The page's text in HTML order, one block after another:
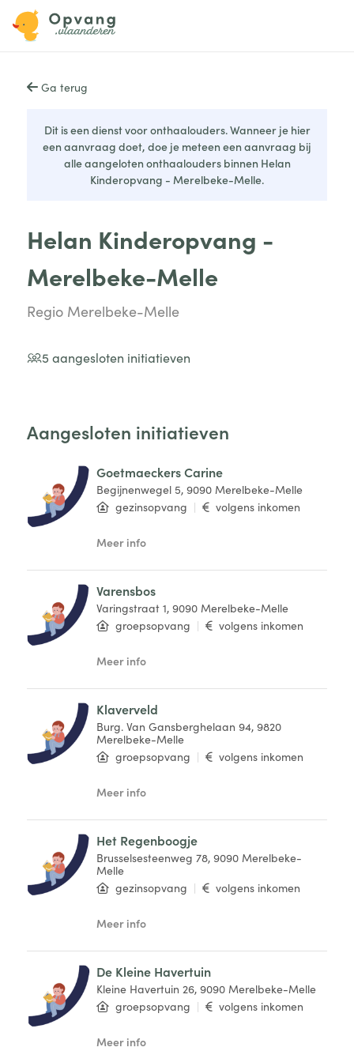
Ga terug
Dit is een dienst voor onthaalouders. Wanneer je hier
een aanvraag doet, doe je meteen een aanvraag bij
alle aangeloten onthaalouders binnen Helan
Kinderopvang - Merelbeke-Melle.
Helan Kinderopvang -
Merelbeke-Melle
Regio Merelbeke-Melle
5 aangesloten initiatieven
Aangesloten initiatieven
Goetmaeckers Carine
Begijnenwegel 5, 9090 Merelbeke-Melle
gezinsopvang | volgens inkomen
Meer info
Varensbos
Varingstraat 1, 9090 Merelbeke-Melle
groepsopvang | volgens inkomen
Meer info
Klaverveld
Burg. Van Gansberghelaan 94, 9820
Merelbeke-Melle
groepsopvang | volgens inkomen
Meer info
Het Regenboogje
Brusselsesteenweg 78, 9090 Merelbeke-
Melle
gezinsopvang | volgens inkomen
Meer info
De Kleine Havertuin
Kleine Havertuin 26, 9090 Merelbeke-Melle
groepsopvang | volgens inkomen
Meer info